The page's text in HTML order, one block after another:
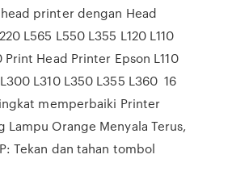
printer dengan Head
L565 L550 L355 L120 L110
Print Head Printer Epson L110
L310 L350 L355 L360 16
memperbaiki Printer
Lampu Orange Menyala Terus,
Tekan dan tahan tombol